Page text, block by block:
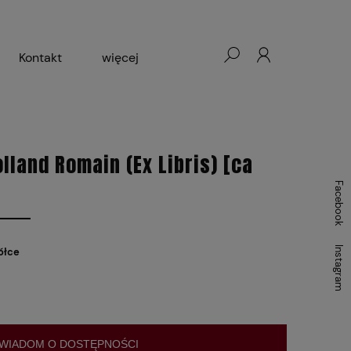
Kontakt więcej
Romain (Ex Libris) [ca
O DOSTĘPNOŚCI
Facebook
Instagram